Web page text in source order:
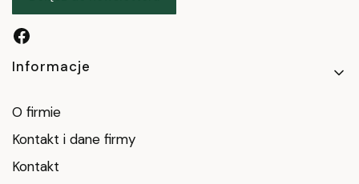
Linki w stopce
Informacje
O firmie
Kontakt i dane firmy
Kontakt